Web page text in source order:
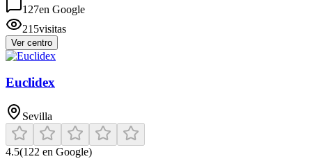
127en Google
215visitas
Ver centro
Euclidex
Sevilla
4.5(122 en Google)